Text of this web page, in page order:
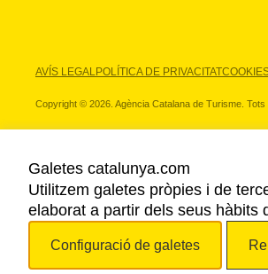
AVÍS LEGALPOLÍTICA DE PRIVACITAT
Copyright © 2026. Agència Catalana de Turisme. Tots
ELS NOSTRES PARTNERS
Galetes catalunya.com
Utilitzem galetes pròpies i de
elaborat a partir dels seus
Configuració de galetes